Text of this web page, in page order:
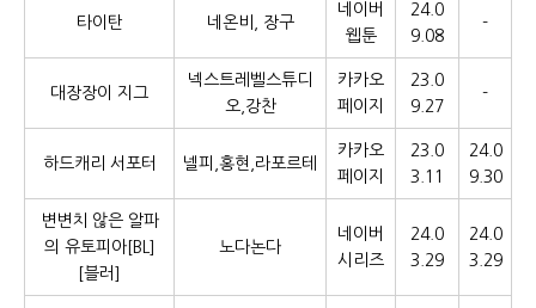
타이탄 네온비, 장구
네이버
웹툰
24.0
9.08
-
대장장이 지그
넥스트레벨스튜디
오,강찬
카카오
페이지
23.0
9.27
-
하드캐리 서포터 넬피,홍현,라포르테
카카오
페이지
23.0
3.11
24.0
9.30
변변치 않은 알파
의 유토피아[BL]
[블러]
노다논다
네이버
시리즈
24.0
3.29
24.0
3.29